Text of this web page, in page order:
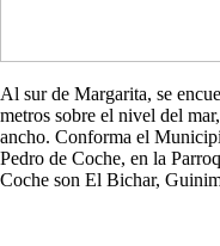
Al sur de Margarita, se
metros sobre el nivel del
ancho. Conforma el
Pedro de Coche, en la
Coche son El Bichar,